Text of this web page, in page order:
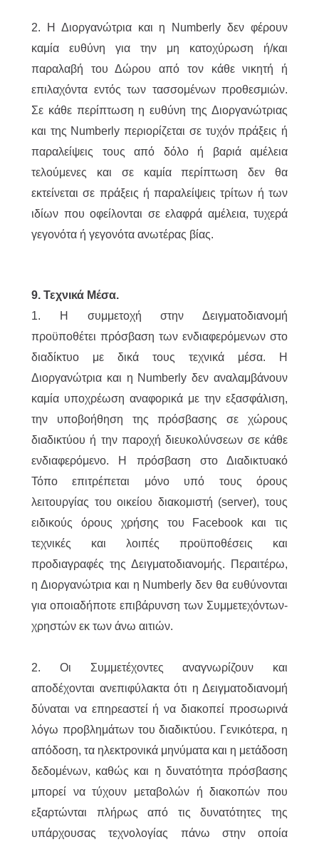
2. Η Διοργανώτρια και η Numberly δεν φέρουν
καμία ευθύνη για την μη κατοχύρωση ή/και
παραλαβή του Δώρου από τον κάθε νικητή ή
επιλαχόντα εντός των τασσομένων προθεσμιών.
Σε κάθε περίπτωση η ευθύνη της Διοργανώτριας
και της Numberly περιορίζεται σε τυχόν πράξεις ή
παραλείψεις τους από δόλο ή βαριά αμέλεια
τελούμενες και σε καμία περίπτωση δεν θα
εκτείνεται σε πράξεις ή παραλείψεις τρίτων ή των
ιδίων που οφείλονται σε ελαφρά αμέλεια, τυχερά
γεγονότα ή γεγονότα ανωτέρας βίας.
9. Τεχνικά Μέσα.
1. Η συμμετοχή στην Δειγματοδιανομή
προϋποθέτει πρόσβαση των ενδιαφερόμενων στο
διαδίκτυο με δικά τους τεχνικά μέσα. Η
Διοργανώτρια και η Numberly δεν αναλαμβάνουν
καμία υποχρέωση αναφορικά με την εξασφάλιση,
την υποβοήθηση της πρόσβασης σε χώρους
διαδικτύου ή την παροχή διευκολύνσεων σε κάθε
ενδιαφερόμενο. Η πρόσβαση στο Διαδικτυακό
Τόπο επιτρέπεται μόνο υπό τους όρους
λειτουργίας του οικείου διακομιστή (server), τους
ειδικούς όρους χρήσης του Facebook και τις
τεχνικές και λοιπές προϋποθέσεις και
προδιαγραφές της Δειγματοδιανομής. Περαιτέρω,
η Διοργανώτρια και η Numberly δεν θα ευθύνονται
για οποιαδήποτε επιβάρυνση των Συμμετεχόντων-
χρηστών εκ των άνω αιτιών.
2. Οι Συμμετέχοντες αναγνωρίζουν και
αποδέχονται ανεπιφύλακτα ότι η Δειγματοδιανομή
δύναται να επηρεαστεί ή να διακοπεί προσωρινά
λόγω προβλημάτων του διαδικτύου. Γενικότερα, η
απόδοση, τα ηλεκτρονικά μηνύματα και η μετάδοση
δεδομένων, καθώς και η δυνατότητα πρόσβασης
μπορεί να τύχουν μεταβολών ή διακοπών που
εξαρτώνται πλήρως από τις δυνατότητες της
υπάρχουσας τεχνολογίας πάνω στην οποία